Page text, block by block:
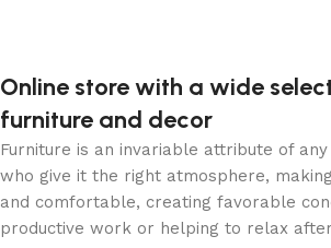
Online store with a wide
furniture and decor
Furniture is an invariable attribute of
who give it the right atmosphere,
and comfortable, creating favorable
productive work or helping to relax